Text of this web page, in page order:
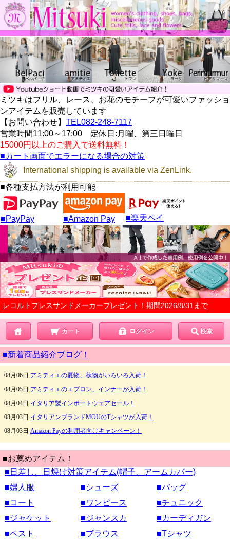
ミツキはフリル、レース、お花のモチーフが可愛いファッショ
ンアイテムを販売しています
【お問い合わせ】 TEL082-248-7117
営業時間11:00～17:00 定休日:月曜、第三日曜日
15000円以上のご購入で送料無料！
■カート画面でエラーになる場合の対策
International shipping is available via ZenLink.
■各種支払方法が利用可能
■PayPay ■Amazon Pay ■楽天ペイ
レコルトプレスサンドメーカープレゼント！期間2026/8/31まで
カート ログイン 検索
■新着商品紹介ブログ！
■お薦めアイテム！
■日差し、日焼け対策アイテム(帽子、アームカバー)
■婦人服
■シューズ
■バッグ
■コート
■ワンピース
■チュニック
■ジャケット
■ジャンスカ
■カーディガン
■ベスト
■ブラウス
■Tシャツ